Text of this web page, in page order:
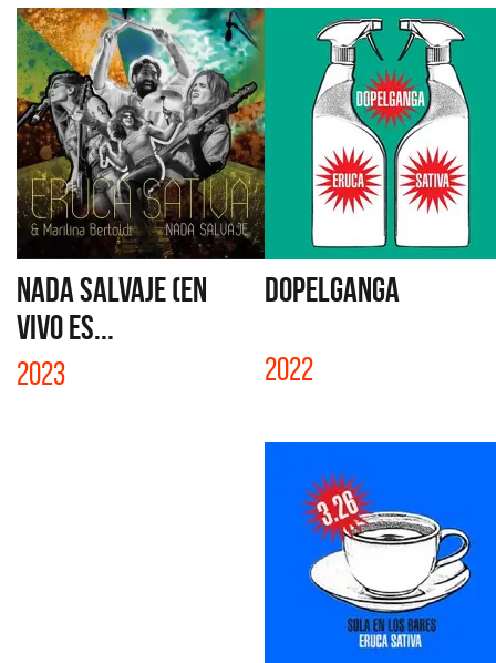
NADA SALVAJE (EN
VIVO ES...
2023
DOPELGANGA
2022